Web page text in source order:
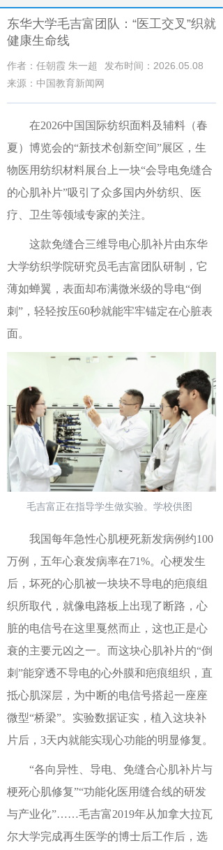
东华大学毛吉富团队：“医工交叉”织就
健康生命线
作者：任朝霞 朱一超
发布时间：2026.05.08
来源：中国教育新闻网
在2026中国国际纺织面料及辅料（春
夏）博览会的“新技术创新空间”展区，生
物医用纺织材料展台上一块“会导电免缝合
的心肌补片”吸引了众多国内外纺织、医
疗、卫生等领域专家的关注。
这款免缝合三维导电心肌补片由东华
大学纺织学院研究员毛吉富团队研制，它
薄如蝉翼，表面却布满微米级的导电“倒
刺”，轻轻按压60秒就能牢牢锚定在心脏表
面。
毛吉富正在指导学生做实验。学校供图
我国每年急性心肌梗死新发病例约100
万例，五年心衰发病率在71%。心梗发生
后，坏死的心肌被一块块不导电的疤痕组
织所取代，就像电路板上出现了断路，心
脏的电信号在这里戛然而止，这也正是心
衰的主要元凶之一。而这块心肌补片的“倒
刺”能穿透不导电的心外膜和疤痕组织，直
抵心肌深层，为中断的电信号搭起一座座
微型“桥梁”。实验数据证实，植入这块补
片后，3天内就能实现心功能的明显修复。
“各向异性、导电、免缝合心肌补片与
梗死心肌修复”“功能化医用缝合线的研发
与产业化”……毛吉富2019年从加拿大拉瓦
尔大学完成再生医学的博士后工作后，选